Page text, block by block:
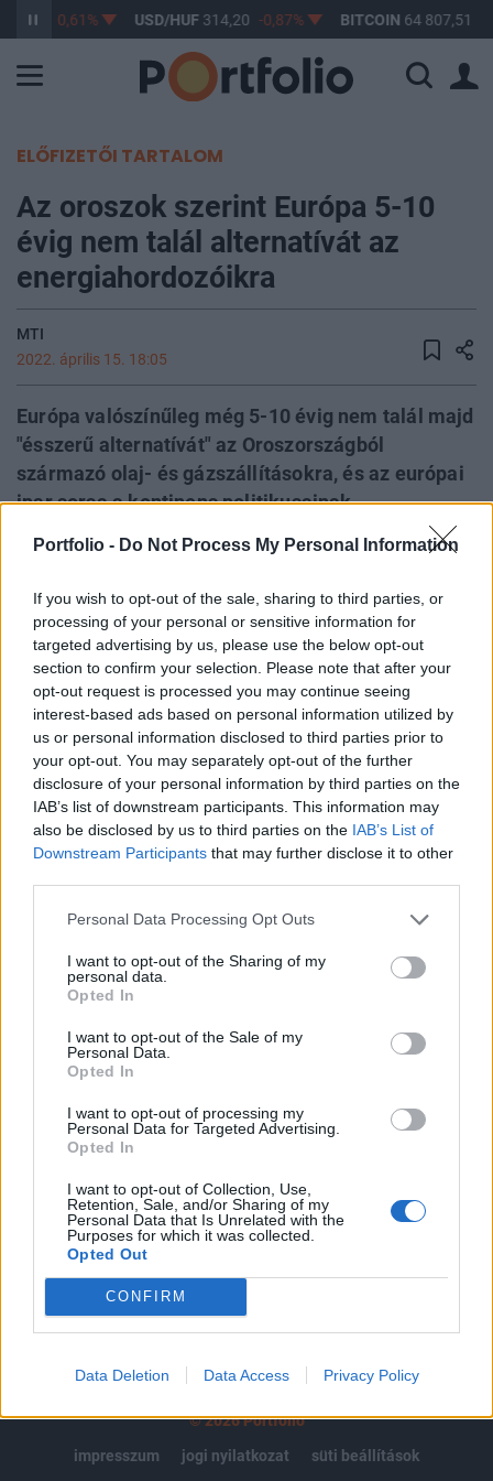
Portfolio - Do Not Process My Personal Information
If you wish to opt-out of the sale, sharing to third parties, or
processing of your personal or sensitive information for
targeted advertising by us, please use the below opt-out
section to confirm your selection. Please note that after your
opt-out request is processed you may continue seeing
interest-based ads based on personal information utilized by
us or personal information disclosed to third parties prior to
your opt-out. You may separately opt-out of the further
disclosure of your personal information by third parties on the
IAB’s list of downstream participants. This information may
also be disclosed by us to third parties on the IAB’s List of
Downstream Participants that may further disclose it to other
Personal Data Processing Opt Outs
I want to opt-out of the Sharing of my
personal data.
Opted In
I want to opt-out of the Sale of my
Personal Data.
Opted In
I want to opt-out of processing my
Personal Data for Targeted Advertising.
Opted In
I want to opt-out of Collection, Use,
Retention, Sale, and/or Sharing of my
Personal Data that Is Unrelated with the
Purposes for which it was collected.
Opted Out
CONFIRM
Data Deletion Data Access Privacy Policy
-0,61% USD/HUF314,20 -0,87% BITCOIN 64 807,51
ELŐFIZETŐI TARTALOM
Az oroszok szerint Európa 5-10
évig nem talál alternatívát az
energiahordozóikra
MTI
2022. április 15. 18:05
Európa valószínűleg még 5-10 évig nem talál majd
"ésszerű alternatívát" az Oroszországból
származó olaj- és gázszállításokra, és az európai
ipar sorsa a kontinens politikusainak
racionalitásától függ - állította Alekszandr Novak
orosz miniszterelnök-helyettes az
Energetyicseszkaja Polityika című folyóiratban
pénteken megjelent cikkében.
Energy Investment Forum 2026Az energiaszektor
csúcsvezetői egy helyen: stratégiai válaszok
versenyképességről, beruházásokról, szabályozásról és az
energetikai jövőjéről.Információ és jelentkezésA volt
energiaügyi miniszter azt írta, a rubelelszámolásra való
áttérés Oroszországnak abból az igényéből fakad, hogy
százszázalékos fizetési garanciát kapjon az orosz...
A keresett cikk a portfolio.hu hírarchívumához
tartozik, melynek olvasása előfizetéses
regisztrációhoz kötött.
Az előfizetés a következőket tartalmazza:
Portfolio.hu teljes cikkarchívum
Kötéslisták: BÉT elmúlt 2 év napon belüli
kötéslistái
MÁR ELŐFIZETŐNK VAGY? BEJELENTKEZÉS
© 2026 Portfolio
impresszum
jogi nyilatkozat süti beállítások